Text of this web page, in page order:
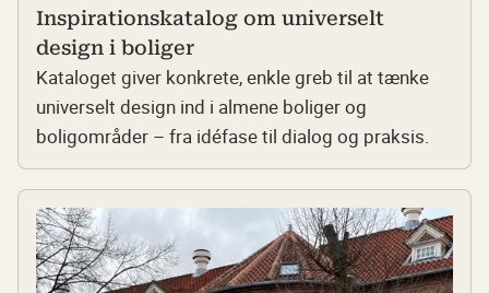
Inspirationskatalog om universelt
design i boliger
Kataloget giver konkrete, enkle greb til at tænke
universelt design ind i almene boliger og
boligområder – fra idéfase til dialog og praksis.